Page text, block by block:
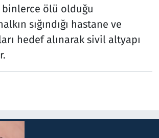
binlerce ölü olduğu
sığındığı hastane ve
hedef alınarak sivil altyapı